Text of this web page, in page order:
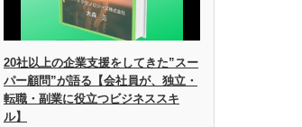
20社以上の企業支援をしてきた”スー
パー顧問”が語る【会社員が、独立・
転職・副業に役立つビジネススキ
ル】